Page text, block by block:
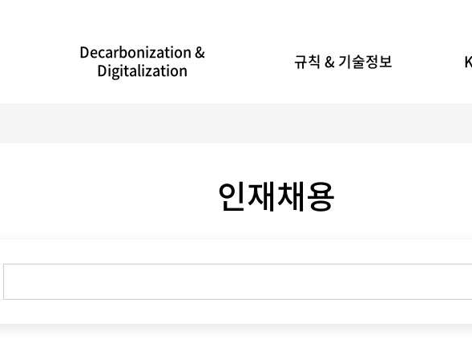
Decarbonization &
Digitalization
규칙 & 기술정보
인재채용